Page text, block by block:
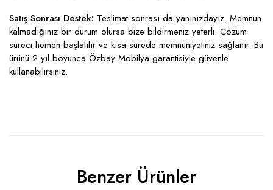
Satış Sonrası Destek: Teslimat sonrası da yanınızdayız. Memnun
kalmadığınız bir durum olursa bize bildirmeniz yeterli. Çözüm
süreci hemen başlatılır ve kısa sürede memnuniyetiniz sağlanır. Bu
ürünü 2 yıl boyunca Özbay Mobilya garantisiyle güvenle
kullanabilirsiniz.
Benzer Ürünler